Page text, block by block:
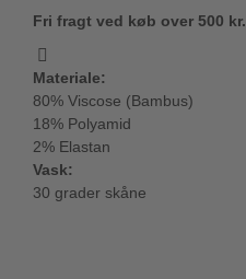
Fri fragt ved køb over 500 kr.
Materiale:
80% Viscose (Bambus)
18% Polyamid
2% Elastan
Vask:
30 grader skåne